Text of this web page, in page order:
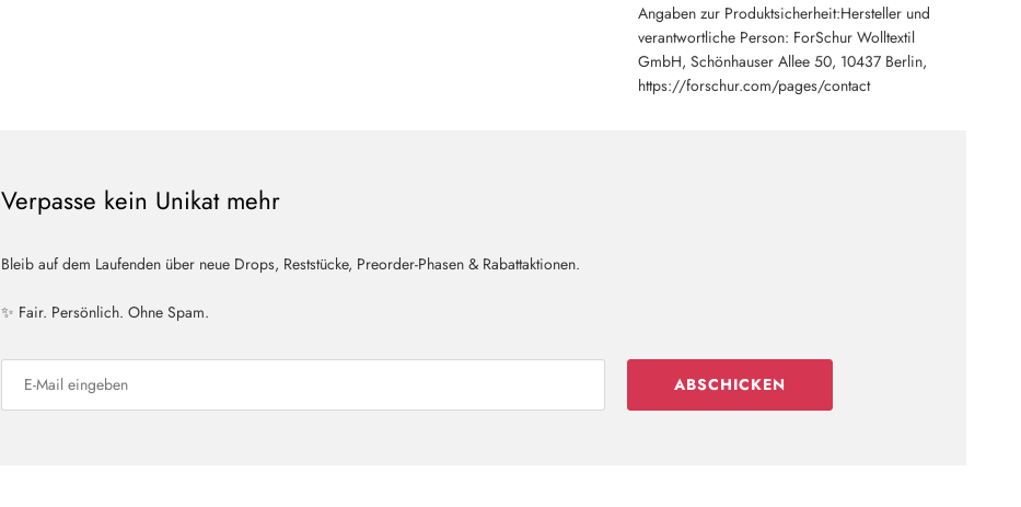
Angaben zur Produktsicherheit:Hersteller und
verantwortliche Person: ForSchur Wolltextil
GmbH, Schönhauser Allee 50, 10437 Berlin,
https://forschur.com/pages/contact
Verpasse kein Unikat mehr
Bleib auf dem Laufenden über neue Drops, Reststücke, Preorder-Phasen & Rabattaktionen.
✨ Fair. Persönlich. Ohne Spam.
ABSCHICKEN